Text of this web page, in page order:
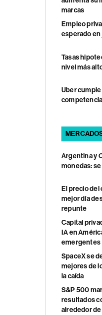
marcas
Empleo
esperado en
Tasas
nivel más
Uber
Argentina y
monedas:
El precio del
mejor día
repunte
Capital
IA en
emergentes
SpaceX se
mejores de
la caída
S&P 500
resultados
alrededor